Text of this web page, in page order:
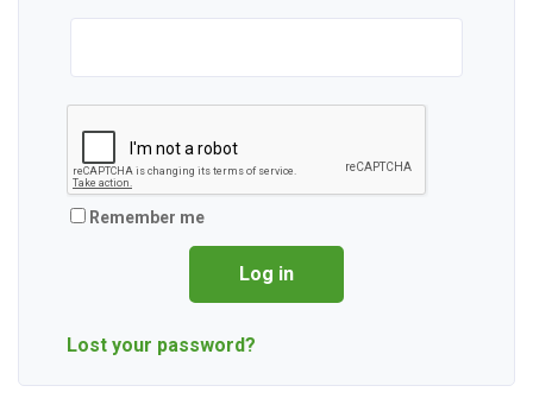
Remember me
Log in
Lost your password?